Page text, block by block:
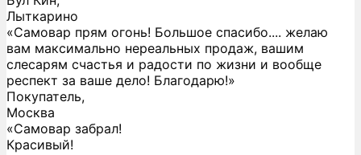
Лыткарино
«Самовар прям огонь! Большое спасибо.... желаю
вам максимально нереальных продаж, вашим
слесарям счастья и радости по жизни и вообще
респект за ваше дело! Благодарю!»
Покупатель,
Москва
«Самовар забрал!
Красивый!